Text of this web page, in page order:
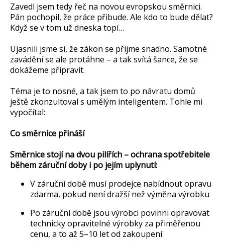
Zavedl jsem tedy řeč na novou evropskou směrnici.
Pán pochopil, že práce přibude. Ale kdo to bude dělat?
Když se v tom už dneska topí…
Ujasnili jsme si, že zákon se přijme snadno. Samotné
zavádění se ale protáhne – a tak svítá šance, že se
dokážeme připravit.
Téma je to nosné, a tak jsem to po návratu domů
ještě zkonzultoval s umělým inteligentem. Tohle mi
vypočítal:
Co směrnice přináší
Směrnice stojí na dvou pilířích – ochrana spotřebitele
během záruční doby i po jejím uplynutí:
V záruční době musí prodejce nabídnout opravu
zdarma, pokud není dražší než výměna výrobku
Po záruční době jsou výrobci povinni opravovat
technicky opravitelné výrobky za přiměřenou
cenu, a to až 5–10 let od zakoupení